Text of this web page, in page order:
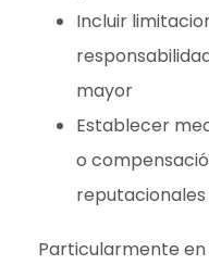
Incluir
mayor
Establecer
o
reputacionales
Particularmente